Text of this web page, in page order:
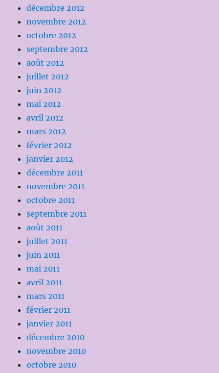
décembre 2012
novembre 2012
octobre 2012
septembre 2012
août 2012
juillet 2012
juin 2012
mai 2012
avril 2012
mars 2012
février 2012
janvier 2012
décembre 2011
novembre 2011
octobre 2011
septembre 2011
août 2011
juillet 2011
juin 2011
mai 2011
avril 2011
mars 2011
février 2011
janvier 2011
décembre 2010
novembre 2010
octobre 2010